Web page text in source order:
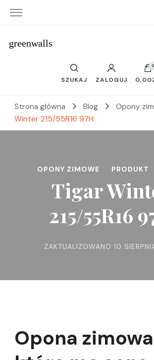
greenwalls
SZUKAJ ZALOGUJ
0
Strona główna Blog Opony
Winter 215/55R16 97H
OPONY ZIMOWE PRODUKT
Tigar
215/55R16
ZAKTUALIZOWANO 10
Opona